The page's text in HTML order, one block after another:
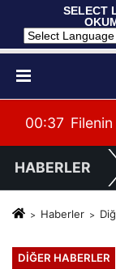
SELECT
3-1
00:35 U17
HABERLER
Haberler
DIĞER HABERLER